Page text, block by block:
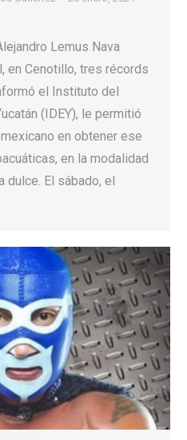
Lemus Nava
en Cenotillo, tres récords
el Instituto del
(IDEY), le permitió
en obtener ese
en la modalidad
dulce. El sábado, el